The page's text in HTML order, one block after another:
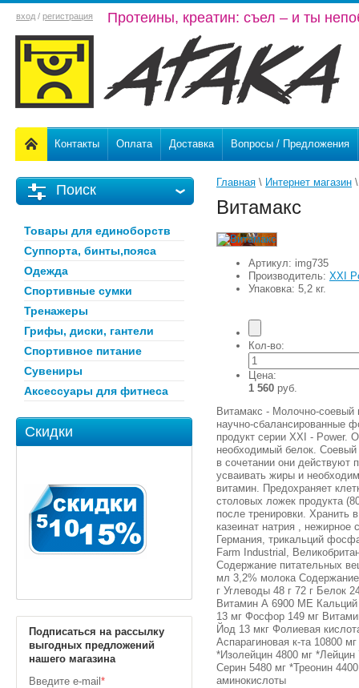
вход / регистрация Протеины, креатин: съел – и ты
Контакты Оплата Доставка Вопросы / Предложения
Поиск
Товары для единоборств
Суппорта, бинты,пояса
Одежда
Спортивные сумки
Тренажеры
Грифы, диски, гантели
Спортивное питание
Сувениры
Аксессуары для фитнеса
Скидки
Подписаться на рассылку
выгодных предложений
нашего магазина
Введите e-mail *
Главная \ Интернет магазин
Витамакc
Артикул: img735
Производитель: XXI
Упаковка: 5,2 кг.
Кол-во:
Цена:
1 560 руб.
Витамакс - Молочно-соевый
научно-сбалансированные
продукт серии XXI - Power.
необходимый белок. Соевый
в сочетании они
усваивать жиры и
витамин. Предохраняет
столовых ложек продукта
после тренировки. Хранить
казеинат натрия , нежирное
Германия, трикальций
Farm Industrial,
Содержание питательных
мл 3,2% молока
г Углеводы 48 г 72 г Белок
Витамин А 6900 МЕ
13 мг Фосфор 149 мг
Йод 13 мкг Фолиевая
Аспарагиновая к-та 10800
*Изолейцин 4800 мг
Серин 5480 мг *Треонин
аминокислоты